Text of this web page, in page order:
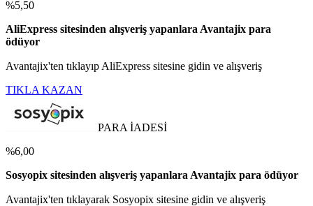
%5,50
AliExpress sitesinden alışveriş yapanlara Avantajix para
ödüyor
Avantajix'ten tıklayıp AliExpress sitesine gidin ve alışveriş
TIKLA KAZAN
PARA İADESİ
%6,00
Sosyopix sitesinden alışveriş yapanlara Avantajix para ödüyor
Avantajix'ten tıklayarak Sosyopix sitesine gidin ve alışveriş